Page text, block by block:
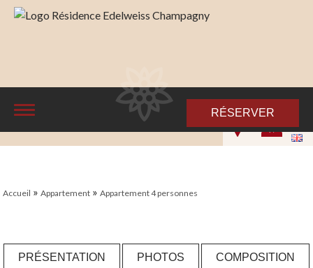
RÉSERVER
Accueil »Appartement »Appartement 4 personnes
PRÉSENTATION PHOTOS COMPOSITION